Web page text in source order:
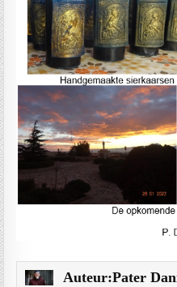
Auteur:Pater